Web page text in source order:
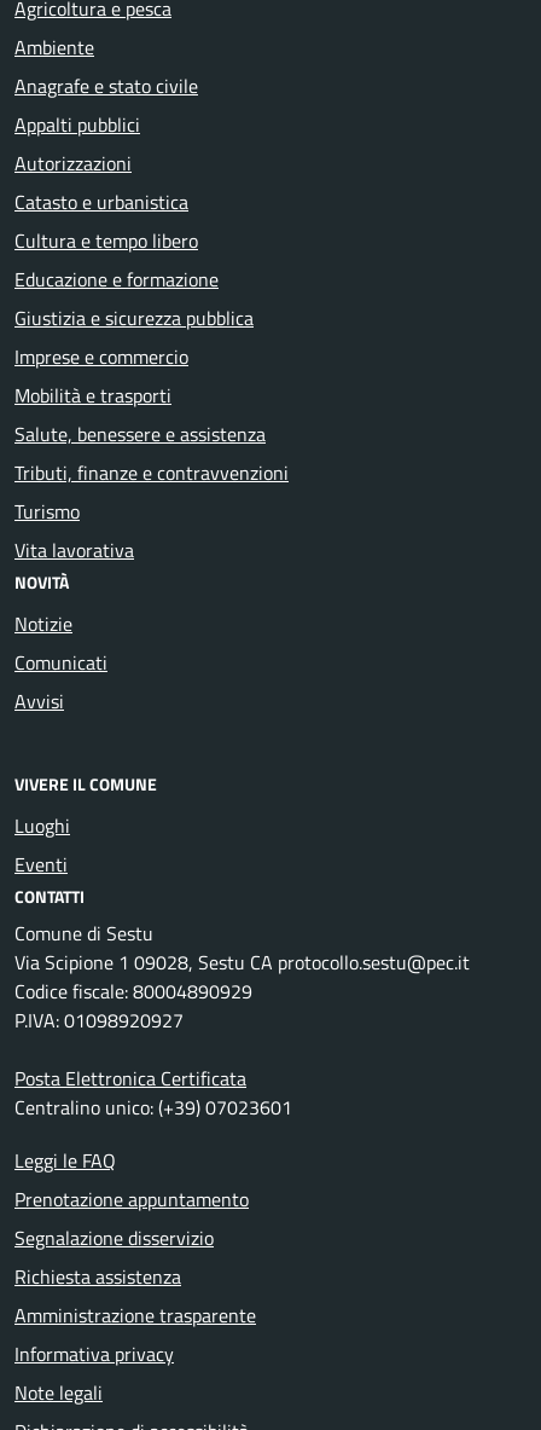
Agricoltura e pesca
Ambiente
Anagrafe e stato civile
Appalti pubblici
Autorizzazioni
Catasto e urbanistica
Cultura e tempo libero
Educazione e formazione
Giustizia e sicurezza pubblica
Imprese e commercio
Mobilità e trasporti
Salute, benessere e assistenza
Tributi, finanze e contravvenzioni
Turismo
Vita lavorativa
NOVITÀ
Notizie
Comunicati
Avvisi
VIVERE IL COMUNE
Luoghi
Eventi
CONTATTI
Comune di Sestu
Via Scipione 1 09028, Sestu CA protocollo.sestu@pec.it
Codice fiscale: 80004890929
P.IVA: 01098920927
Posta Elettronica Certificata
Centralino unico: (+39) 07023601
Leggi le FAQ
Prenotazione appuntamento
Segnalazione disservizio
Richiesta assistenza
Amministrazione trasparente
Informativa privacy
Note legali